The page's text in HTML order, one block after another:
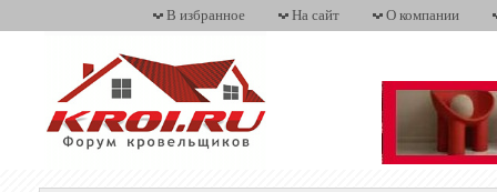
В избранное На сайт О компании